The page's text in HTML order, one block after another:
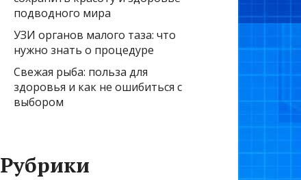
подводного мира
УЗИ органов малого таза: что
нужно знать о процедуре
Свежая рыба: польза для
здоровья и как не ошибиться с
выбором
Рубрики